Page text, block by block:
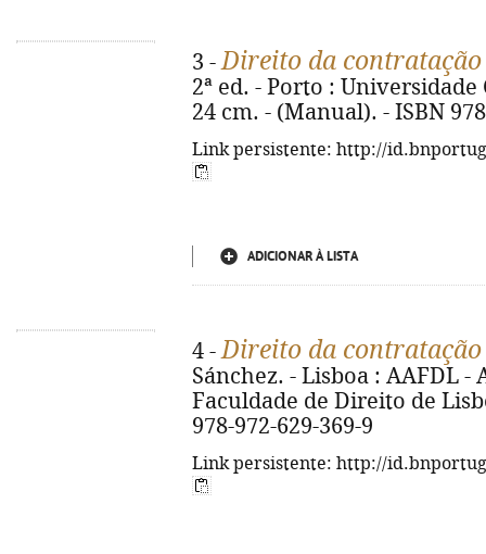
3 -Direito da
2ª ed. - Porto : Universidade
24 cm. - (Manual). - ISBN
Link persistente: http://
ADICIONAR À LISTA
4 -Direito da
Sánchez. - Lisboa : AAFDL -
Faculdade de Direito de
978-972-629-369-9
Link persistente: http://